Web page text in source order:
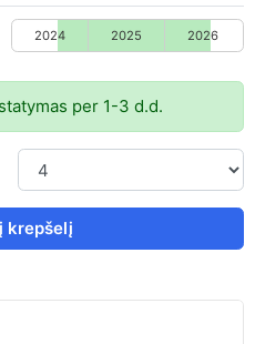
2024 2025 2026
per 1-3 d.d.
krepšelį